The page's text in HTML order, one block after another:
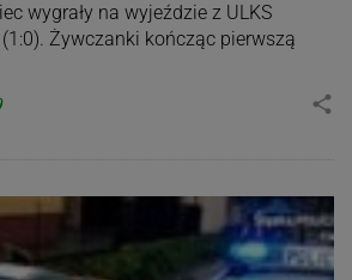
wygrały na wyjeździe z ULKS
Żywczanki kończąc pierwszą
share